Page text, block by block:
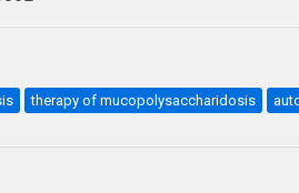
therapy of mucopolysaccharidosis